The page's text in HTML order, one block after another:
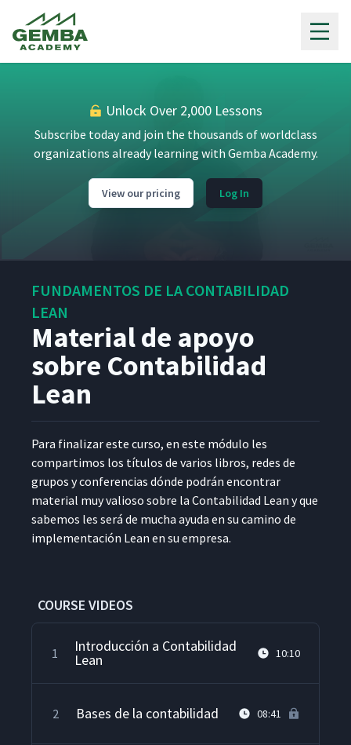
Unlock Over 2,000 Lessons
Subscribe today and join the thousands of worldclass
organizations already learning with Gemba Academy.
View our pricing Log In
FUNDAMENTOS DE LA CONTABILIDAD
LEAN
Material de apoyo
sobre Contabilidad
Lean
Para finalizar este cur­so, en este módu­lo les
com­par­ti­mos los títu­los de var­ios libros, redes de
gru­pos y con­fer­en­cias dónde podrán encon­trar
mate­r­i­al muy valioso sobre la Con­tabil­i­dad Lean y que
sabe­mos les será de mucha ayu­da en su camino de
imple­mentación Lean en su empresa.
COURSE VIDEOS
1 Introducción a Contabilidad
Lean 10:10
2 Bases de la contabilidad 08:41